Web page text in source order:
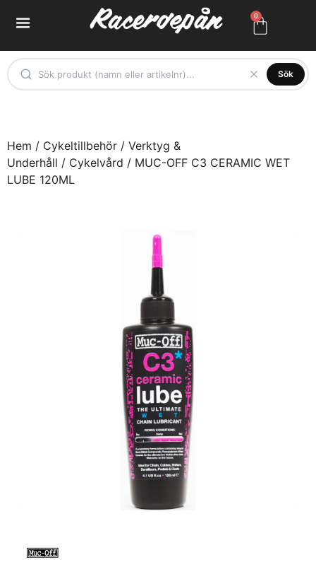
0
Sök
Hem / Cykeltillbehör / Verktyg &
Underhåll / Cykelvård / MUC-OFF C3 CERAMIC WET
LUBE 120ML